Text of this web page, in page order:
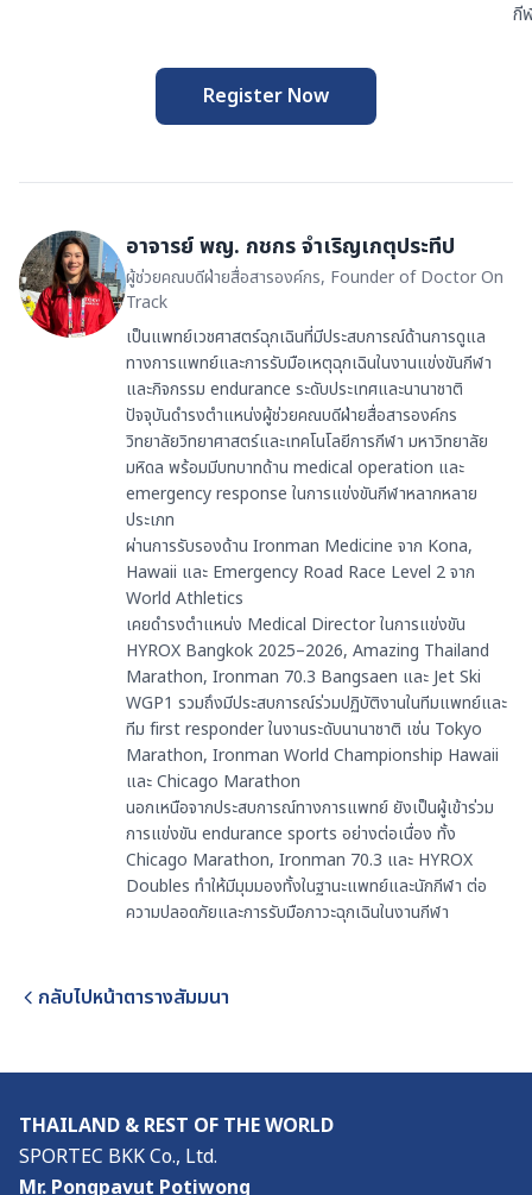
กี
Register Now
อาจารย์ พญ. กชกร จำเริญเกตุประทีป
ผู้ช่วยคณบดีฝ่ายสื่อสารองค์กร, Founder of Doctor On
Track
เป็นแพทย์เวชศาสตร์ฉุกเฉินที่มีประสบการณ์ด้านการดูแล
ทางการแพทย์และการรับมือเหตุฉุกเฉินในงานแข่งขันกีฬา
และกิจกรรม endurance ระดับประเทศและนานาชาติ
ปัจจุบันดำรงตำแหน่งผู้ช่วยคณบดีฝ่ายสื่อสารองค์กร
วิทยาลัยวิทยาศาสตร์และเทคโนโลยีการกีฬา มหาวิทยาลัย
มหิดล พร้อมมีบทบาทด้าน medical operation และ
emergency response ในการแข่งขันกีฬาหลากหลาย
ประเภท
ผ่านการรับรองด้าน Ironman Medicine จาก Kona,
Hawaii และ Emergency Road Race Level 2 จาก
World Athletics
เคยดำรงตำแหน่ง Medical Director ในการแข่งขัน
HYROX Bangkok 2025–2026, Amazing Thailand
Marathon, Ironman 70.3 Bangsaen และ Jet Ski
WGP1 รวมถึงมีประสบการณ์ร่วมปฏิบัติงานในทีมแพทย์และ
ทีม first responder ในงานระดับนานาชาติ เช่น Tokyo
Marathon, Ironman World Championship Hawaii
และ Chicago Marathon
นอกเหนือจากประสบการณ์ทางการแพทย์ ยังเป็นผู้เข้าร่วม
การแข่งขัน endurance sports อย่างต่อเนื่อง ทั้ง
Chicago Marathon, Ironman 70.3 และ HYROX
Doubles ทำให้มีมุมมองทั้งในฐานะแพทย์และนักกีฬา ต่อ
ความปลอดภัยและการรับมือภาวะฉุกเฉินในงานกีฬา
กลับไปหน้าตารางสัมมนา
THAILAND & REST OF THE WORLD
SPORTEC BKK Co., Ltd.
Mr. Pongpavut Potiwong